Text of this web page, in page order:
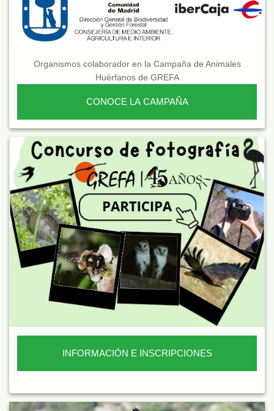
Organismos colaborador en la Campaña de Animales
Huérfanos de GREFA
CONOCE LA CAMPAÑA
INFORMACIÓN E INSCRIPCIONES